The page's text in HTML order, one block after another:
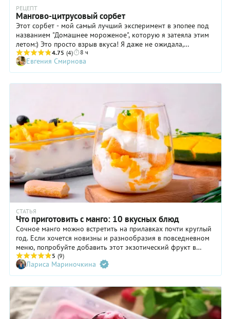
РЕЦЕПТ
Мангово-цитрусовый сорбет
Этот сорбет - мой самый лучший эксперимент в эпопее под
названием "Домашнее мороженое", которую я затеяла этим
летом:) Это просто взрыв вкуса! Я даже не ожидала,
насколько насыщенным окажется вкус манго, который
прекрасно оттеняется приятной кислинкой цитрусовых.
Обязательно попробуйте сделать этот сорбет! Он
великолепен.
4.75 (4) 8 ч
Евгения Смирнова
СТАТЬЯ
Что приготовить с манго: 10 вкусных блюд
Сочное манго можно встретить на прилавках почти круглый
год. Если хочется новизны и разнообразия в повседневном
меню, попробуйте добавить этот экзотический фрукт в
салаты, десерты, рис, сложные блюда с мясом или рыбой.
Рассказываем о тонкостях применения манго в кулинарии и
делимся подборкой необычных рецептов.
5 (9)
Лариса Мариночкина